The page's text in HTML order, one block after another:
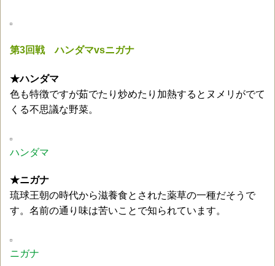
第3回戦 ハンダマvsニガナ
★ハンダマ
色も特徴ですが茹でたり炒めたり加熱するとヌメリがでて
くる不思議な野菜。
ハンダマ
★ニガナ
琉球王朝の時代から滋養食とされた薬草の一種だそうで
す。名前の通り味は苦いことで知られています。
ニガナ